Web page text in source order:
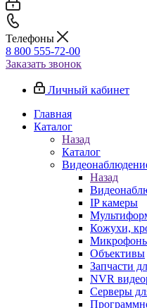
Телефоны
8 800 555-72-00
Заказать звонок
Личный кабинет
Главная
Каталог
Назад
Каталог
Назад
IP камеры
Кожухи,
Объективы
Запчасти
NVR
Серверы